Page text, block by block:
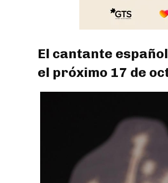
El cantante
el próximo 17 de